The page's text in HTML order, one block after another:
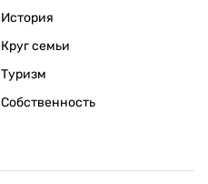
История
Круг семьи
Туризм
Собственность